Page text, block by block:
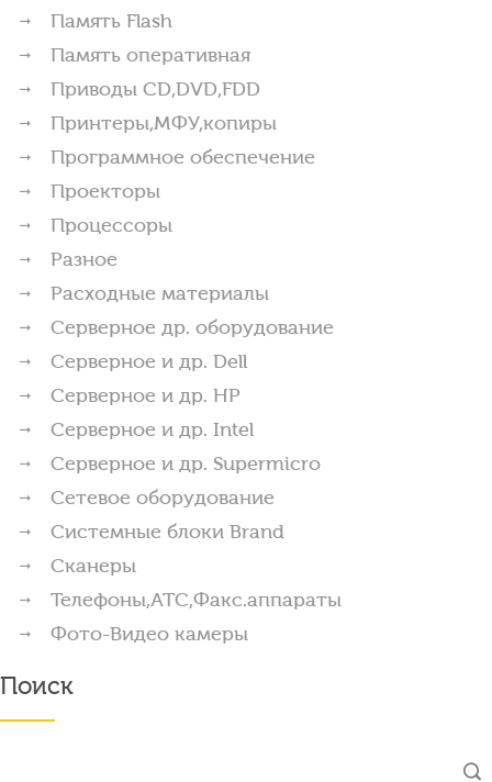
Память Flash
Память оперативная
Приводы CD,DVD,FDD
Принтеры,МФУ,копиры
Программное обеспечение
Проекторы
Процессоры
Разное
Расходные материалы
Серверное др. оборудование
Серверное и др. Dell
Серверное и др. HP
Серверное и др. Intel
Серверное и др. Supermicro
Сетевое оборудование
Системные блоки Brand
Сканеры
Телефоны,АТС,Факс.аппараты
Фото-Видео камеры
Поиск